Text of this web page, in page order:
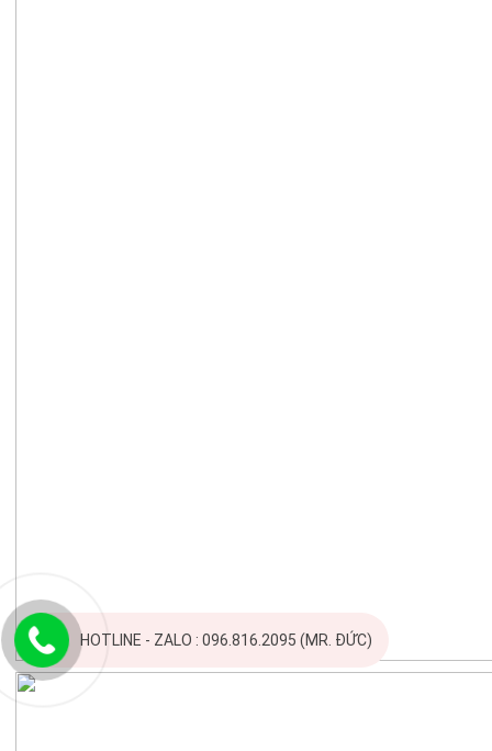
HOTLINE - ZALO : 096.816.2095 (MR. ĐỨC)